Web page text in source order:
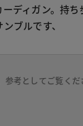
ディガン。持ち
ブルです、
考としてご覧くだ